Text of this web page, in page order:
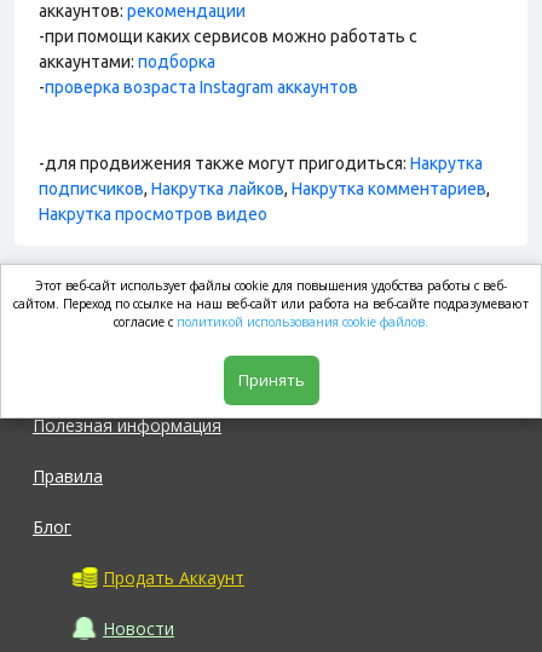
аккаунтов: рекомендации
-при помощи каких сервисов можно работать с
аккаунтами: подборка
-проверка возраста Instagram аккаунтов
-для продвижения также могут пригодиться: Накрутка
подписчиков, Накрутка лайков, Накрутка комментариев,
Накрутка просмотров видео
market.com
Полезная информация
Правила
Блог
Продать Аккаунт
Новости
Этот веб-сайт использует файлы cookie для повышения удобства работы с веб-
сайтом. Переход по ссылке на наш веб-сайт или работа на веб-сайте подразумевают
согласие с политикой использования cookie файлов.
Принять